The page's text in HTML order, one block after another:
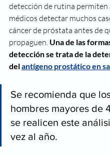
detección de rutina permiten
médicos detectar muchos
cáncer de próstata antes de
propaguen. Una de las
detección se trata de la
del antígeno prostático en
Se recomienda que
hombres mayores de
se realicen este
vez al año.